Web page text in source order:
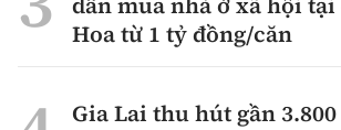
Hoa từ 1 tỷ đồng/căn
Gia Lai thu hút gần